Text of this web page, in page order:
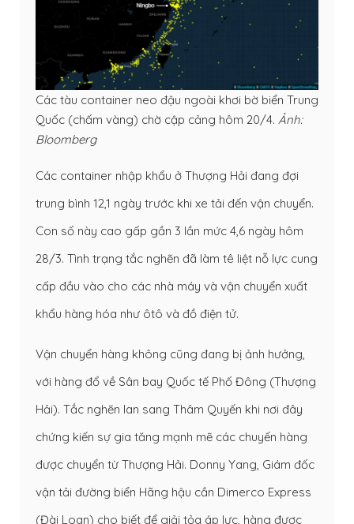
Các tàu container neo đậu ngoài khơi bờ biển Trung
Quốc (chấm vàng) chờ cập cảng hôm 20/4. Ảnh:
Bloomberg
Các container nhập khẩu ở Thượng Hải đang đợi
trung bình 12,1 ngày trước khi xe tải đến vận chuyển.
Con số này cao gấp gần 3 lần mức 4,6 ngày hôm
28/3. Tình trạng tắc nghẽn đã làm tê liệt nỗ lực cung
cấp đầu vào cho các nhà máy và vận chuyển xuất
khẩu hàng hóa như ôtô và đồ điện tử.
Vận chuyển hàng không cũng đang bị ảnh hưởng,
với hàng đổ về Sân bay Quốc tế Phố Đông (Thượng
Hải). Tắc nghẽn lan sang Thâm Quyến khi nơi đây
chứng kiến sự gia tăng mạnh mẽ các chuyến hàng
được chuyển từ Thượng Hải. Donny Yang, Giám đốc
vận tải đường biển Hãng hậu cần Dimerco Express
(Đài Loan) cho biết để giải tỏa áp lực, hàng được